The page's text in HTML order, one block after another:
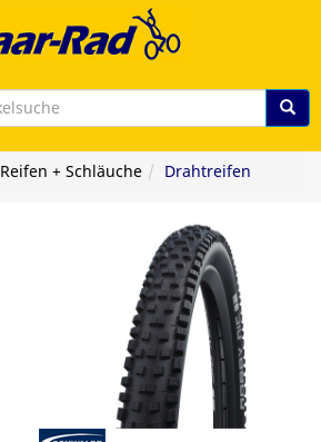
Reifen + Schläuche Drahtreifen